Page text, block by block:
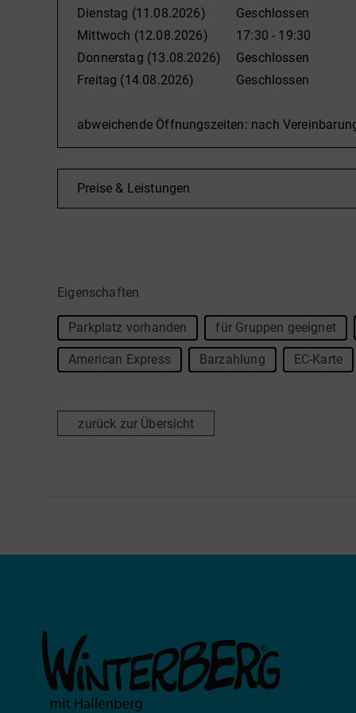
Unsere Standorte sind in Hallenberg und
Anmeldung und Unterrichte finden Montags und
Dienstag (11.08.2026)
Geschlossen
Mittwoch (12.08.2026)
17:30 - 19:30
Donnerstag (13.08.2026)
Geschlossen
Freitag (14.08.2026) Geschlossen
abweichende Öffnungszeiten: nach
Preise & Leistungen
Eigenschaften
Parkplatz vorhanden für Gruppen geeignet
American Express Barzahlung EC-Karte
zurück zur Übersicht